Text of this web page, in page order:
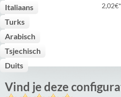
Italiaans
Turks
Arabisch
Tsjechisch
Duits
2,02€
Vind je deze